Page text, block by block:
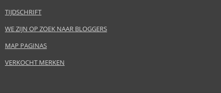
TIJDSCHRIFT
WE ZIJN OP ZOEK NAAR BLOGGERS
MAP PAGINAS
VERKOCHT MERKEN